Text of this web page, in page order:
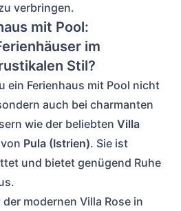
verbringen.
mit Pool:
im
Stil?
ein Ferienhaus mit Pool nicht
auch bei charmanten
wie der beliebten Villa
Pula (Istrien). Sie ist
und bietet genügend Ruhe
modernen Villa Rose in